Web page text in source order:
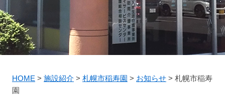
HOME > 施設紹介 > 札幌市稲寿園 > お知らせ > 札幌市稲寿
園